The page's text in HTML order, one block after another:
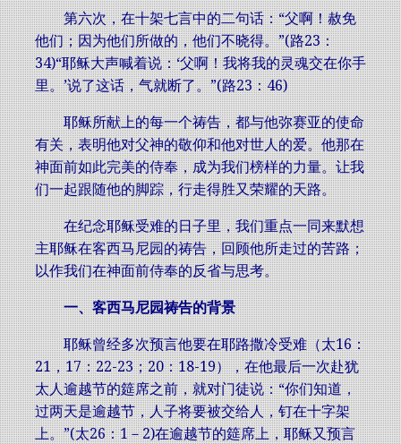
第六次，在十架七言中的二句话：“父啊！赦免
他们；因为他们所做的，他们不晓得。”(路23：
34)“耶稣大声喊着说：‘父啊！我将我的灵魂交在你手
里。’说了这话，气就断了。”(路23：46)
耶稣所献上的每一个祷告，都与他弥赛亚的使命
有关，表明他对父神的敬仰和他对世人的爱。他那在
神面前如此完美的侍奉，成为我们榜样的力量。让我
们一起跟随他的脚踪，行走得胜又荣耀的天路。
在纪念耶稣受难的日子里，我们重点一同来默想
主耶稣在客西马尼园的祷告，回顾他所走过的苦路；
以作我们在神面前侍奉的反省与思考。
一、客西马尼园祷告的背景
耶稣曾经多次预言他要在耶路撒冷受难（太16：
21，17：22-23；20：18-19），在他最后一次赴犹
太人逾越节的筵席之前，就对门徒说：“你们知道，
过两天是逾越节，人子将要被交给人，钉在十字架
上。”(太26：1－2)在逾越节的筵席上，耶稣又预言